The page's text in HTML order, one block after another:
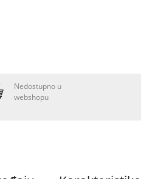
Nedostupno u
webshopu